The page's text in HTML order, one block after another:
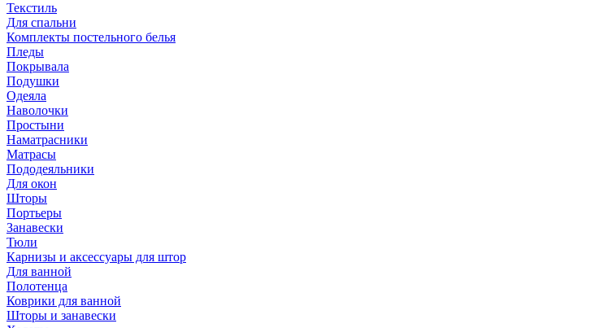
Текстиль
Для спальни
Комплекты постельного белья
Пледы
Покрывала
Подушки
Одеяла
Наволочки
Простыни
Наматрасники
Матрасы
Пододеяльники
Для окон
Шторы
Портьеры
Занавески
Тюли
Карнизы и аксессуары для штор
Для ванной
Полотенца
Коврики для ванной
Шторы и занавески